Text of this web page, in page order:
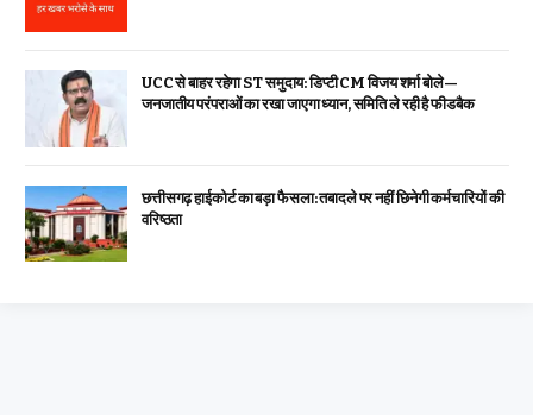
UCC से बाहर रहेगा ST समुदाय: डिप्टी CM विजय शर्मा बोले—
जनजातीय परंपराओं का रखा जाएगा ध्यान, समिति ले रही है फीडबैक
छत्तीसगढ़ हाईकोर्ट का बड़ा फैसला: तबादले पर नहीं छिनेगी कर्मचारियों की
वरिष्ठता